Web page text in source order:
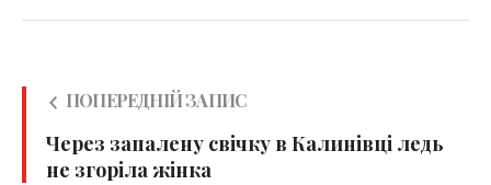
ПОПЕРЕДНІЙ ЗАПИС
Через запалену свічку в Калинівці ледь
не згоріла жінка